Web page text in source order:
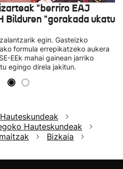
"berriro EAJ
Bilduren "gorakada ukatu
egin. Gasteizko
formula errepikatzeko aukera
EEk mahai gainean jarriko
egingo direla jakitun.
Hauteskundeak
Hauteskundeak
Bizkaia